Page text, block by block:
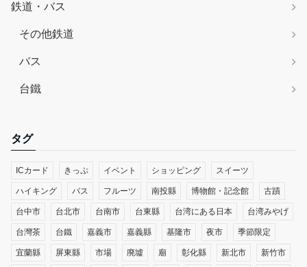
鉄道・バス
その他鉄道
バス
台鐵
タグ
ICカード きっぷ イベント ショッピング スイーツ
ハイキング バス フルーツ 南投縣 博物館・記念館 古蹟
台中市 台北市 台南市 台東縣 台湾にある日本 台湾みやげ
台灣茶 台鐵 嘉義市 嘉義縣 基隆市 夜市 季節限定
宜蘭縣 屏東縣 市場 廃墟 廟 彰化縣 新北市 新竹市